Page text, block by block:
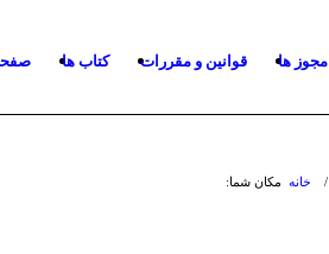
کتاب ها قوانین و مقررات مجوز ها
مکان شما: خانه /